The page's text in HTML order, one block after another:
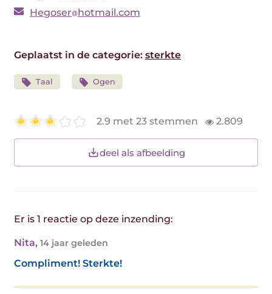
Hegoser hotmail.com
Geplaatst in de categorie: sterkte
Taal Ogen
2.9 met 23 stemmen 2.809
deel als afbeelding
Er is 1 reactie op deze inzending:
Nita, 14 jaar geleden
Compliment! Sterkte!